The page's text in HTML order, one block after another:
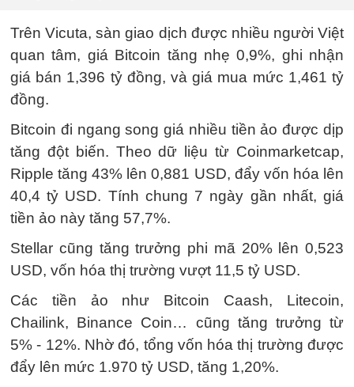
Trên Vicuta, sàn giao dịch được nhiều người Việt
quan tâm, giá Bitcoin tăng nhẹ 0,9%, ghi nhận
giá bán 1,396 tỷ đồng, và giá mua mức 1,461 tỷ
đồng.
Bitcoin đi ngang song giá nhiều tiền ảo được dịp
tăng đột biến. Theo dữ liệu từ Coinmarketcap,
Ripple tăng 43% lên 0,881 USD, đẩy vốn hóa lên
40,4 tỷ USD. Tính chung 7 ngày gần nhất, giá
tiền ảo này tăng 57,7%.
Stellar cũng tăng trưởng phi mã 20% lên 0,523
USD, vốn hóa thị trường vượt 11,5 tỷ USD.
Các tiền ảo như Bitcoin Caash, Litecoin,
Chailink, Binance Coin… cũng tăng trưởng từ
5% - 12%. Nhờ đó, tổng vốn hóa thị trường được
đẩy lên mức 1.970 tỷ USD, tăng 1,20%.